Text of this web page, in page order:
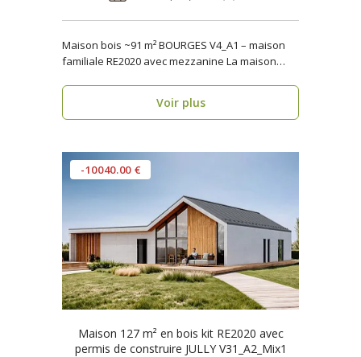
Maison bois ~91 m² BOURGES V4_A1 – maison
familiale RE2020 avec mezzanine La maison
Voir plus
-10040.00 €
Maison 127 m² en bois kit RE2020 avec
permis de construire JULLY V31_A2_Mix1